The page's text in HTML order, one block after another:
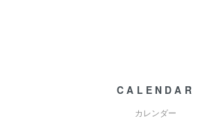
CALENDAR
カレンダー